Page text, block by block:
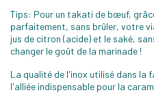
Tips: Pour un takati de bœuf,
parfaitement, sans brûler, votre
jus de citron (acide) et le saké,
changer le goût de la marinade !
La qualité de l'inox utilisé dans la
l'alliée indispensable pour la